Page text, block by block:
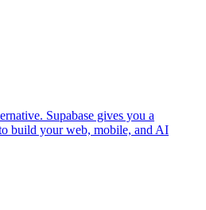
Supabase gives you a
build your web, mobile, and AI